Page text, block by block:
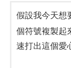
假設我今天想
個符號複製起
速打出這個愛